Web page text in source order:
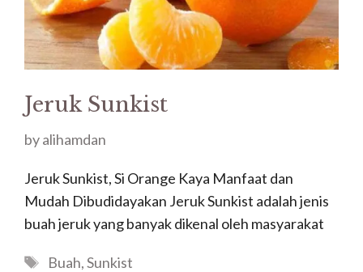
Jeruk Sunkist
byalihamdan
Jeruk Sunkist, Si Orange Kaya Manfaat dan
Mudah Dibudidayakan Jeruk Sunkist adalah jenis
buah jeruk yang banyak dikenal oleh masyarakat
Tags
Buah,Sunkist